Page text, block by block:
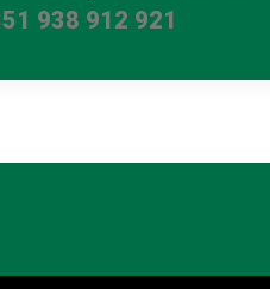
938 912 921